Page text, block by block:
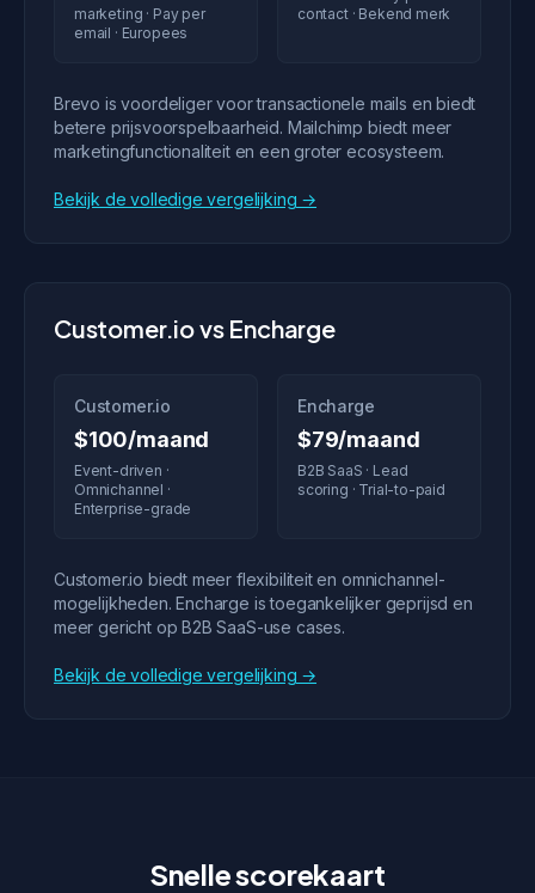
marketing · Pay per
email · Europees
contact · Bekend merk
Brevo is voordeliger voor transactionele mails en biedt
betere prijsvoorspelbaarheid. Mailchimp biedt meer
marketingfunctionaliteit en een groter ecosysteem.
Bekijk de volledige vergelijking →
Customer.io vs Encharge
Customer.io
$100/maand
Event-driven ·
Omnichannel ·
Enterprise-grade
Encharge
$79/maand
B2B SaaS · Lead
scoring · Trial-to-paid
Customer.io biedt meer flexibiliteit en omnichannel-
mogelijkheden. Encharge is toegankelijker geprijsd en
meer gericht op B2B SaaS-use cases.
Bekijk de volledige vergelijking →
Snelle scorekaart